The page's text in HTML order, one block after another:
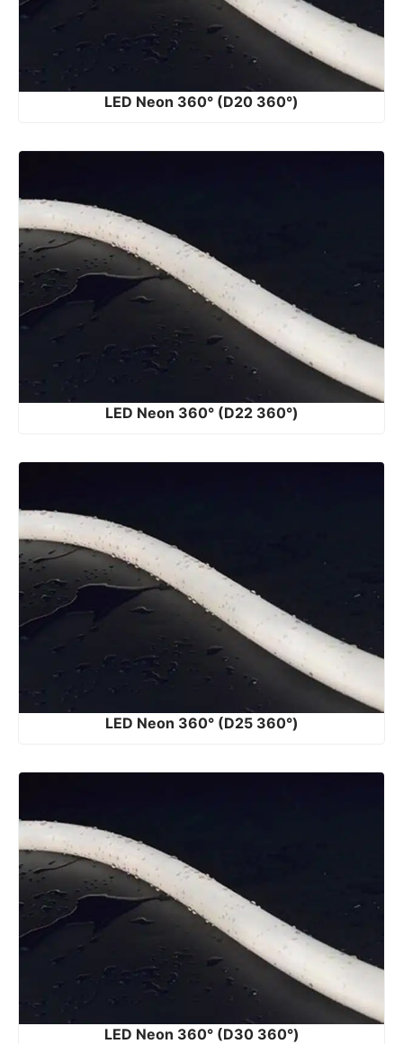
LED Neon 360° (D20 360°)
LED Neon 360° (D22 360°)
LED Neon 360° (D25 360°)
LED Neon 360° (D30 360°)